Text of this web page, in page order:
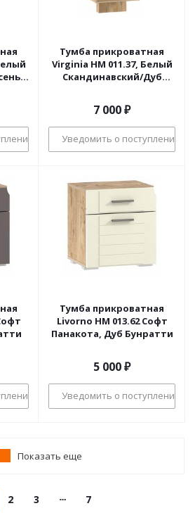
Тумба прикроватная
Virginia НМ 011.37, Белый
Скандинавский/Дуб
7 000₽
Уведомить о поступлении
Тумба прикроватная
Livorno НМ 013.62 Софт
Панакота, Дуб Бунратти
5 000₽
Уведомить о поступлении
Показать еще
2 3 7